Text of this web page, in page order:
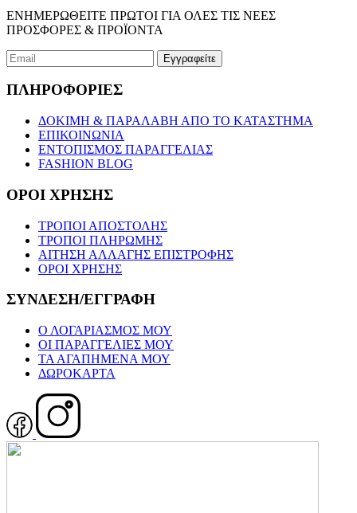
ΕΝΗΜΕΡΩΘΕΙΤΕ ΠΡΩΤΟΙ ΓΙΑ ΟΛΕΣ ΤΙΣ ΝΕΕΣ
ΠΡΟΣΦΟΡΕΣ & ΠΡΟΪΟΝΤΑ
ΠΛΗΡΟΦΟΡΙΕΣ
ΔΟΚΙΜΗ & ΠΑΡΑΛΑΒΗ ΑΠΟ ΤΟ ΚΑΤΑΣΤΗΜΑ
ΕΠΙΚΟΙΝΩΝΙΑ
ΕΝΤΟΠΙΣΜΟΣ ΠΑΡΑΓΓΕΛΙΑΣ
FASHION BLOG
ΟΡΟΙ ΧΡΗΣΗΣ
ΤΡΟΠΟΙ ΑΠΟΣΤΟΛΗΣ
ΤΡΟΠΟΙ ΠΛΗΡΩΜΗΣ
ΑΙΤΗΣΗ ΑΛΛΑΓΗΣ ΕΠΙΣΤΡΟΦΗΣ
ΟΡΟΙ ΧΡΗΣΗΣ
ΣΥΝΔΕΣΗ/ΕΓΓΡΑΦΗ
Ο ΛΟΓΑΡΙΑΣΜΟΣ ΜΟΥ
ΟΙ ΠΑΡΑΓΓΕΛΙΕΣ ΜΟΥ
ΤΑ ΑΓΑΠΗΜΕΝΑ ΜΟΥ
ΔΩΡΟΚΑΡΤΑ